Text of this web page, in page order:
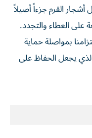
القرم جزءاً أصيلاً
على العطاء والتجدد.
بمواصلة حماية
يجعل الحفاظ على